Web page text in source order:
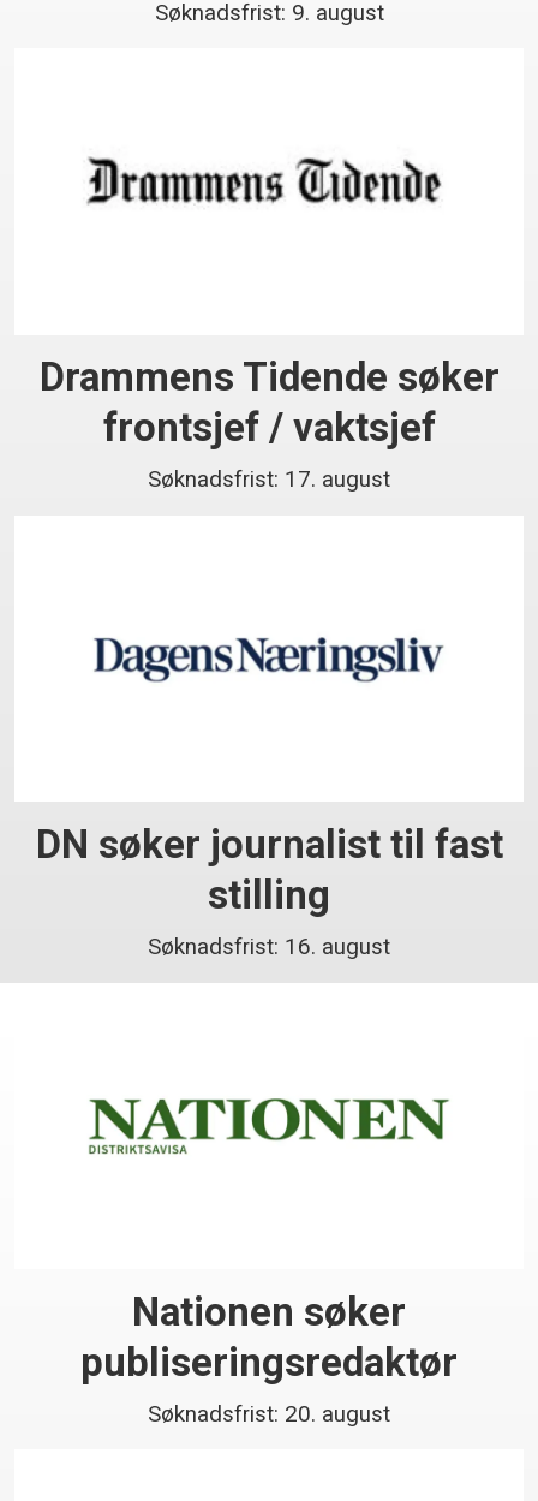
Søknadsfrist: 9. august
Drammens Tidende søker
frontsjef / vaktsjef
Søknadsfrist: 17. august
DN søker journalist til fast
stilling
Søknadsfrist: 16. august
Nationen søker
publiseringsredaktør
Søknadsfrist: 20. august